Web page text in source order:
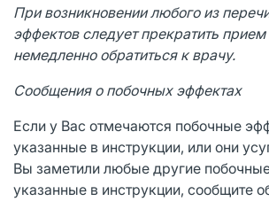
При возникновении любого из
эффектов следует прекратить
немедленно обратиться к врачу.
Сообщения о побочных эффектах
Если у Вас отмечаются побочные
указанные в инструкции, или они
Вы заметили любые другие
указанные в инструкции, сообщите